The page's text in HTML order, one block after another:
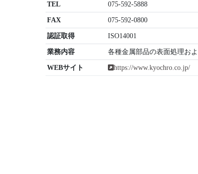
TEL 075-592-5888
FAX 075-592-0800
認証取得 ISO14001
業務内容 各種金属部品の表面処理お
WEBサイト https://www.kyochro.co.jp/